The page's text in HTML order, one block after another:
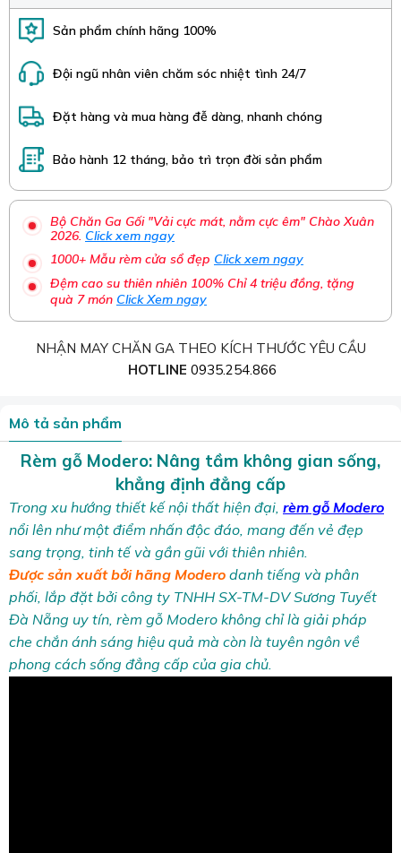
Sản phẩm chính hãng 100%
Đội ngũ nhân viên chăm sóc nhiệt tình 24/7
Đặt hàng và mua hàng đễ dàng, nhanh chóng
Bảo hành 12 tháng, bảo trì trọn đời sản phẩm
Bộ Chăn Ga Gối "Vải cực mát, nằm cực êm" Chào Xuân
2026. Click xem ngay
1000+ Mẫu rèm cửa sổ đẹp Click xem ngay
Đệm cao su thiên nhiên 100% Chỉ 4 triệu đồng, tặng
quà 7 món Click Xem ngay
NHẬN MAY CHĂN GA THEO KÍCH THƯỚC YÊU CẦU
HOTLINE 0935.254.866
Mô tả sản phẩm
Rèm gỗ Modero: Nâng tầm không gian sống,
khẳng định đẳng cấp
Trong xu hướng thiết kế nội thất hiện đại, rèm gỗ Modero
nổi lên như một điểm nhấn độc đáo, mang đến vẻ đẹp
sang trọng, tinh tế và gần gũi với thiên nhiên.
Được sản xuất bởi hãng Modero danh tiếng và phân
phối, lắp đặt bởi công ty TNHH SX-TM-DV Sương Tuyết
Đà Nẵng uy tín, rèm gỗ Modero không chỉ là giải pháp
che chắn ánh sáng hiệu quả mà còn là tuyên ngôn về
phong cách sống đẳng cấp của gia chủ.